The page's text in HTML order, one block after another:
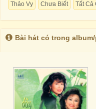
Thảo Vy Chưa Biết Tất Cả
Bài hát có trong